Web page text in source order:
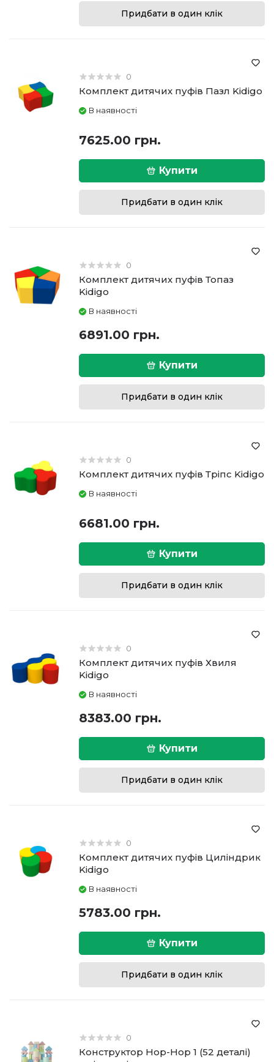
Придбати в один клік
0
Комплект дитячих пуфів Пазл Kidigo
В наявності
7625.00 грн.
Купити
Придбати в один клік
0
Комплект дитячих пуфів Топаз
Kidigo
В наявності
6891.00 грн.
Купити
Придбати в один клік
0
Комплект дитячих пуфів Тріпс Kidigo
В наявності
6681.00 грн.
Купити
Придбати в один клік
0
Комплект дитячих пуфів Хвиля
Kidigo
В наявності
8383.00 грн.
Купити
Придбати в один клік
0
Комплект дитячих пуфів Циліндрик
Kidigo
В наявності
5783.00 грн.
Купити
Придбати в один клік
0
Конструктор Hop-Hop 1 (52 деталі)